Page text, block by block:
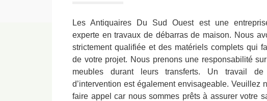
Les Antiquaires Du Sud Ouest est une
experte en travaux de débarras de maison. Nous
strictement qualifiée et des matériels complets qui
de votre projet. Nous prenons une responsabilité
meubles durant leurs transferts. Un travail
d’intervention est également envisageable. Veuillez
faire appel car nous sommes prêts à assurer votre